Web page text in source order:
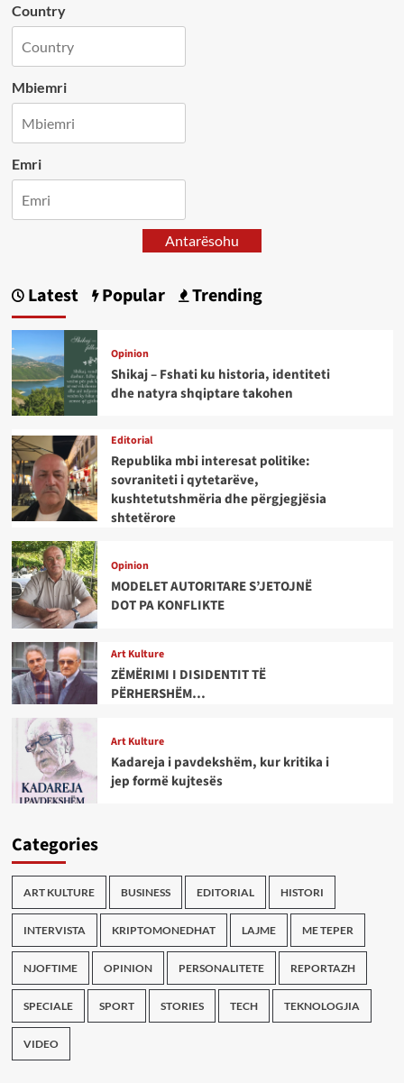
Country
Mbiemri
Emri
Antarësohu
Latest Popular Trending
Opinion
Shikaj – Fshati ku historia, identiteti
dhe natyra shqiptare takohen
Editorial
Republika mbi interesat politike:
sovraniteti i qytetarëve,
kushtetutshmëria dhe përgjegjësia
shtetërore
Opinion
MODELET AUTORITARE S’JETOJNË
DOT PA KONFLIKTE
Art Kulture
ZËMËRIMI I DISIDENTIT TË
PËRHERSHËM…
Art Kulture
Kadareja i pavdekshëm, kur kritika i
jep formë kujtesës
Categories
ART KULTURE BUSINESS EDITORIAL HISTORI
INTERVISTA KRIPTOMONEDHAT LAJME ME TEPER
NJOFTIME OPINION PERSONALITETE REPORTAZH
SPECIALE SPORT STORIES TECH TEKNOLOGJIA
VIDEO